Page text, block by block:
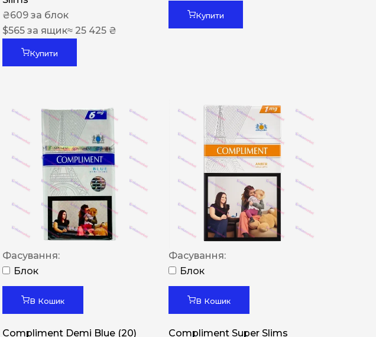
₴609 за блок
$565 за ящик≈ 25 425 ₴
Купити
Купити
Фасування:
Блок
В Кошик
Compliment Demi Blue (20)
Фасування:
Блок
В Кошик
Compliment Super Slims